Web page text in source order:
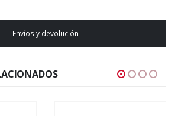
Envíos y devolución